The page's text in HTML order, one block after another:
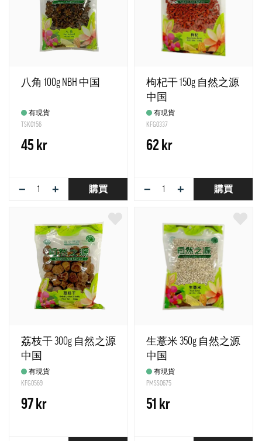
八角 100g NBH 中国
有現貨
TSK0156
45 kr
− + 購買
枸杞干 150g 自然之源
中国
有現貨
KFG0337
62 kr
− + 購買
荔枝干 300g 自然之源
中国
有現貨
KFG0569
97 kr
生薏米 350g 自然之源
中国
有現貨
PMSS0675
51 kr